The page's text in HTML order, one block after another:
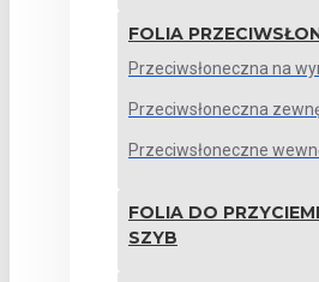
FOLIA
Przeciwsłoneczna na
Przeciwsłoneczna
Przeciwsłoneczne
FOLIA DO
SZYB